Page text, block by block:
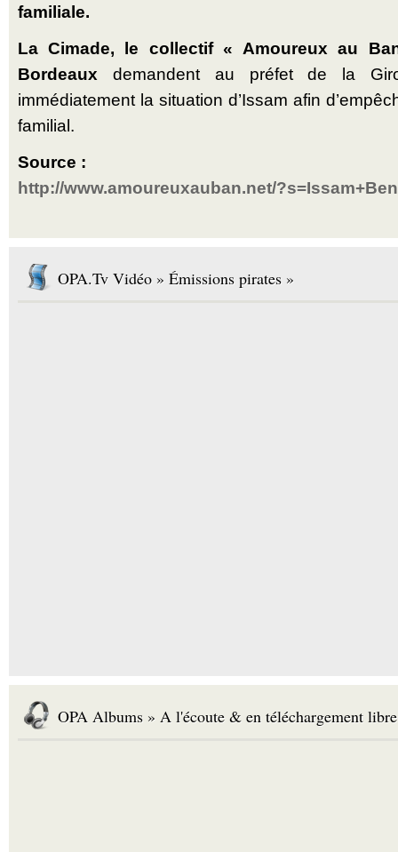
familiale.
La Cimade, le collectif « Amoureux au
Bordeaux demandent au préfet de la
immédiatement la situation d’Issam afin
familial.
Source :
http://www.amoureuxauban.net/
OPA.Tv Vidéo » Émissions pirates »
OPA Albums » A l'écoute & en téléchargement